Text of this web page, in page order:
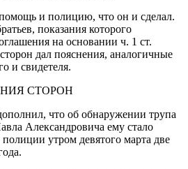
и полицию, что он и сделал.
показания которого
на основании ч. 1 ст.
дал пояснения, аналогичные
и свидетеля.
СТОРОН
что об обнаружении трупа
Александровича ему стало
полиции утром девятого марта две